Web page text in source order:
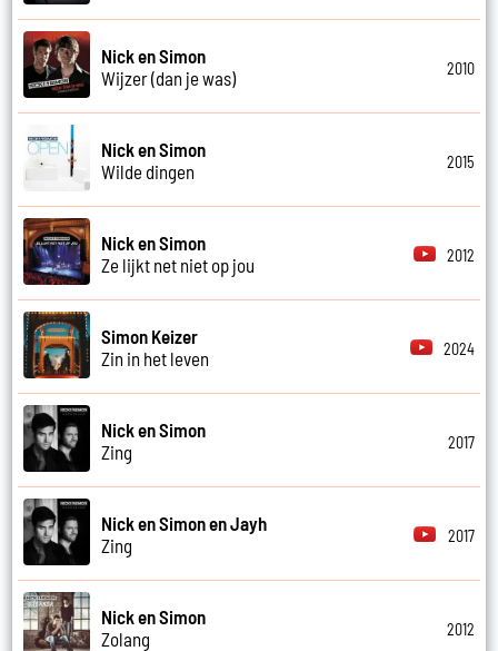
Nick en Simon
Wijzer (dan je was)
2010
Nick en Simon
Wilde dingen
2015
Nick en Simon
Ze lijkt net niet op jou
2012
Simon Keizer
Zin in het leven
2024
Nick en Simon
Zing
2017
Nick en Simon en Jayh
Zing
2017
Nick en Simon
Zolang
2012